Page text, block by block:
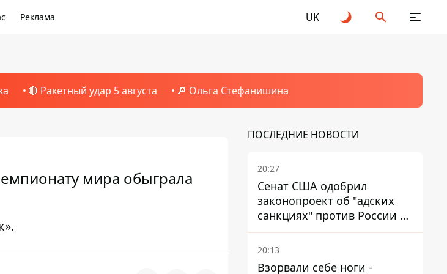
Реклама UK
🔴 Ракетный удар 5 августа 🔎 Ольга Стефанишина
мира обыграла
ПОСЛЕДНИЕ НОВОСТИ
20:27
Сенат США одобрил
законопроект об "адских
санкциях" против России и
Ирана
20:13
Взорвали себе ноги -